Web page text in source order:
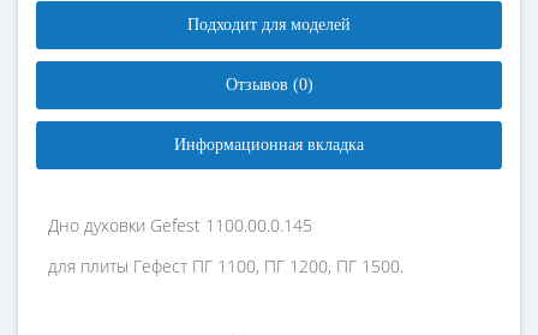
Подходит для моделей
Отзывов (0)
Информационная вкладка
Дно духовки Gefest 1100.00.0.145
для плиты Гефест ПГ 1100, ПГ 1200, ПГ 1500.